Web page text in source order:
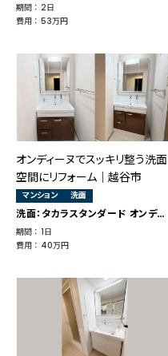
期間 ： 2日
費用 ： 53万円
オンディーヌでスッキリ整う洗面
空間にリフォーム｜越谷市
マンション 洗面
洗面：タカラスタンダード オンディーヌ
期間 ： 1日
費用 ： 40万円